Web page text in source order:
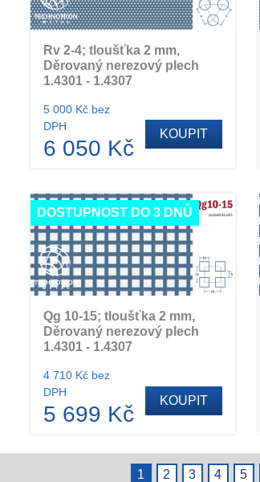
Rv 2-4; tloušťka 2 mm,
Děrovaný nerezový plech
1.4301 - 1.4307
5 000 Kč bez
DPH
6 050 Kč
KOUPIT
DOSTUPNOST DO 3 DNŮ
Qg 10-15; tloušťka 2 mm,
Děrovaný nerezový plech
1.4301 - 1.4307
4 710 Kč bez
DPH
5 699 Kč
KOUPIT
1 2 3 4 5